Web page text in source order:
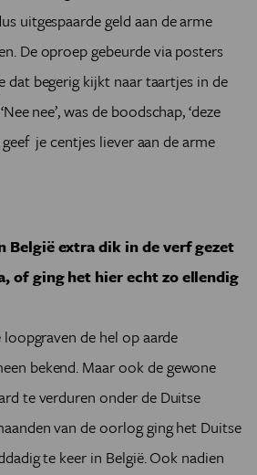
uitgespaarde geld aan de arme
De oproep gebeurde via posters
dat begerig kijkt naar taartjes in de
nee’, was de boodschap, ‘deze
je centjes liever aan de arme
België extra dik in de verf gezet
of ging het hier echt zo ellendig
loopgraven de hel op aarde
bekend. Maar ook de gewone
te verduren onder de Duitse
van de oorlog ging het Duitse
te keer in België. Ook nadien